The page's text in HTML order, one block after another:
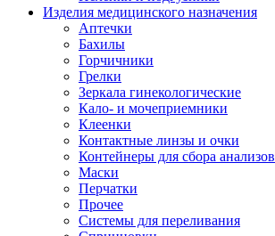
Изделия медицинского назначения
Аптечки
Бахилы
Горчичники
Грелки
Зеркала гинекологические
Кало- и мочеприемники
Клеенки
Контактные линзы и очки
Контейнеры для сбора анализов
Маски
Перчатки
Прочее
Системы для переливания